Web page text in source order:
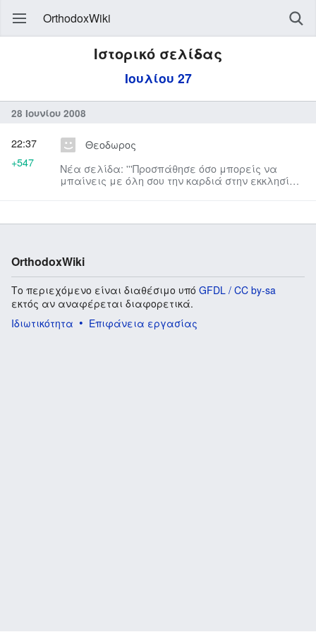
OrthodoxWiki
Ιστορικό σελίδας
Ιουλίου 27
28 Ιουνίου 2008
Θεοδωρος
Νέα σελίδα: '''Προσπάθησε όσο μπορείς να
μπαίνεις με όλη σου την καρδιά στην εκκλησία
22:37
+547
OrthodoxWiki
Το περιεχόμενο είναι διαθέσιμο υπό GFDL / CC by-sa
εκτός αν αναφέρεται διαφορετικά.
Ιδιωτικότητα
Επιφάνεια εργασίας